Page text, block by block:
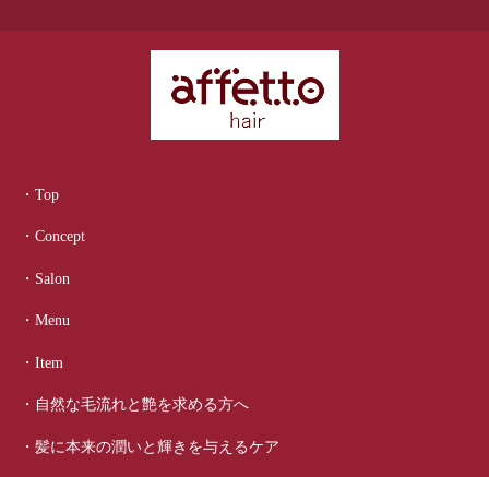
・Top
・Concept
・Salon
・Menu
・Item
・自然な毛流れと艶を求める方へ
・髪に本来の潤いと輝きを与えるケア